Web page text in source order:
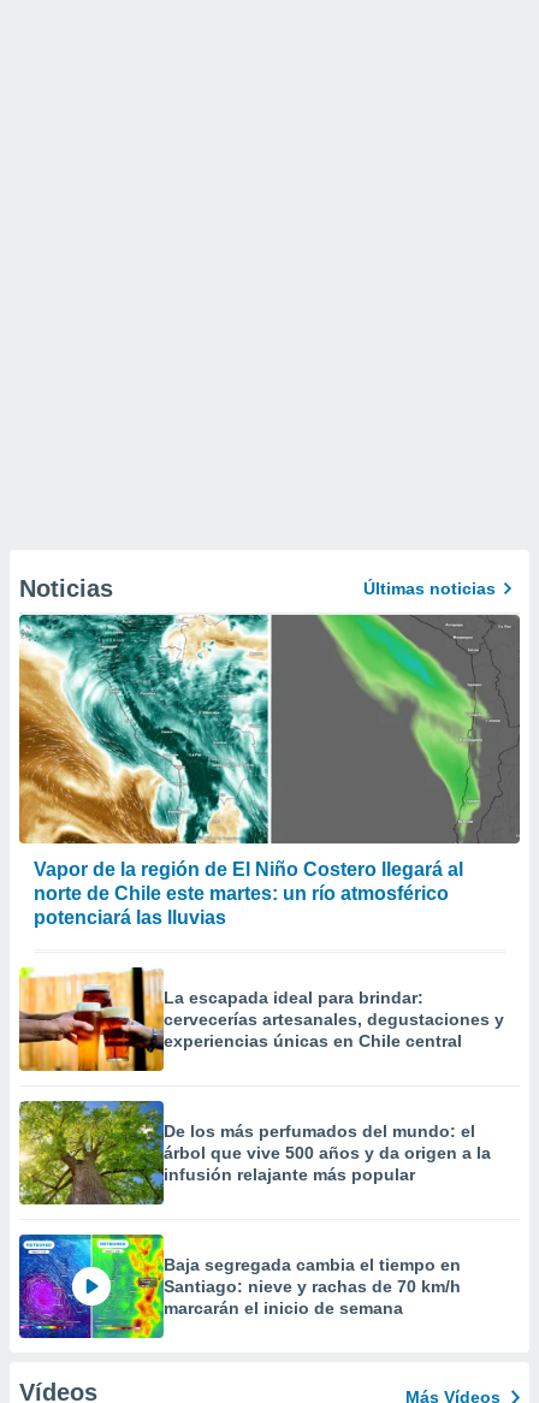
Noticias Últimas noticias
Vapor de la región de El Niño Costero llegará al
norte de Chile este martes: un río atmosférico
potenciará las lluvias
La escapada ideal para brindar:
cervecerías artesanales, degustaciones y
experiencias únicas en Chile central
De los más perfumados del mundo: el
árbol que vive 500 años y da origen a la
infusión relajante más popular
Baja segregada cambia el tiempo en
Santiago: nieve y rachas de 70 km/h
marcarán el inicio de semana
Vídeos Más Vídeos